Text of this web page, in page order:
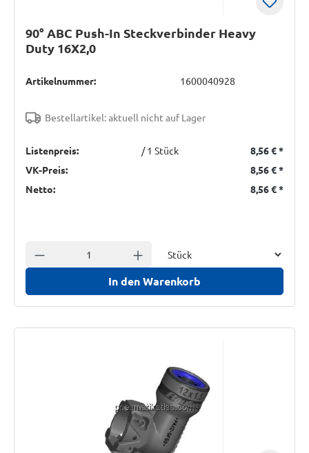
90° ABC Push-In Steckverbinder Heavy
Duty 16X2,0
Artikelnummer: 1600040928
Bestellartikel: aktuell nicht auf Lager
Listenpreis: / 1 Stück 8,56 €*
VK-Preis:
8,56 €*
Netto:
8,56 €*
Anzahl verringern Anzahl erhöhen
In den Warenkorb